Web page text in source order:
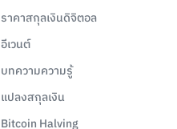
ราคาสกุลเงินดิจิตอล
อีเวนต์
บทความความรู้
แปลงสกุลเงิน
Bitcoin Halving